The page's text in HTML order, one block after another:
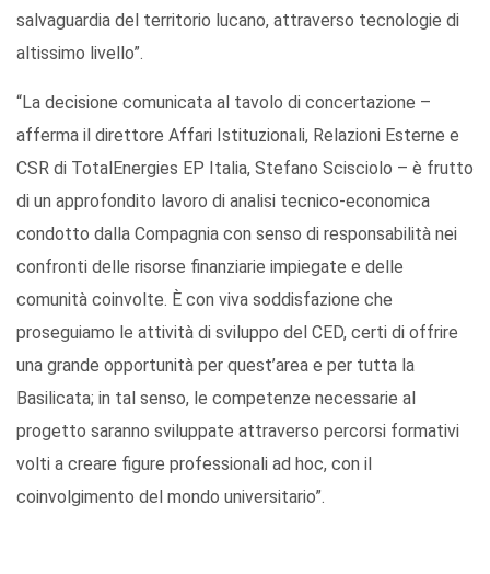
salvaguardia del territorio lucano, attraverso tecnologie di
altissimo livello”.
“La decisione comunicata al tavolo di concertazione –
afferma il direttore Affari Istituzionali, Relazioni Esterne e
CSR di TotalEnergies EP Italia, Stefano Scisciolo – è frutto
di un approfondito lavoro di analisi tecnico-economica
condotto dalla Compagnia con senso di responsabilità nei
confronti delle risorse finanziarie impiegate e delle
comunità coinvolte. È con viva soddisfazione che
proseguiamo le attività di sviluppo del CED, certi di offrire
una grande opportunità per quest’area e per tutta la
Basilicata; in tal senso, le competenze necessarie al
progetto saranno sviluppate attraverso percorsi formativi
volti a creare figure professionali ad hoc, con il
coinvolgimento del mondo universitario”.